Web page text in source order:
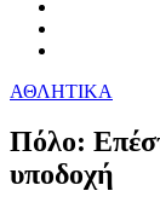
ΑΘΛΗΤΙΚΑ
Πόλο:
υποδοχή